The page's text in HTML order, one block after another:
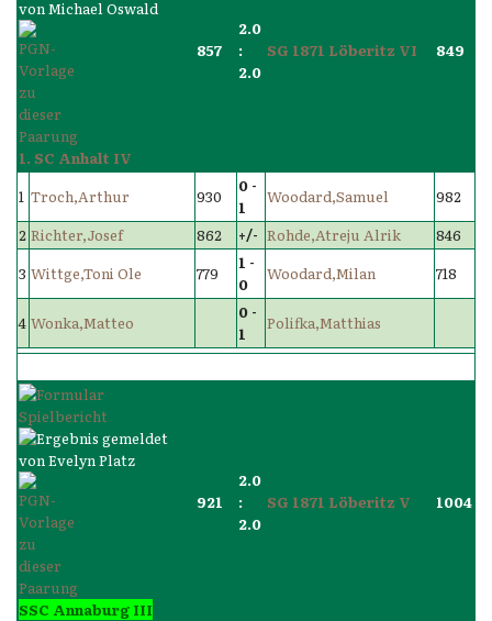
1. SC Anhalt IV
857
2.0
:
2.0
SG 1871 Löberitz VI 849
1 Troch,Arthur 930
0 -
1
Woodard,Samuel
982
2 Richter,Josef 862 +/- Rohde,Atreju Alrik
846
3 Wittge,Toni Ole 779
1 -
0
Woodard,Milan 718
4 Wonka,Matteo
0 -
1
Polifka,Matthias
SSC Annaburg III
921
2.0
:
2.0
SG 1871 Löberitz V 1004